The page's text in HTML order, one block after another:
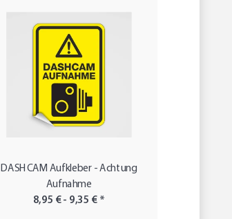
DASHCAM Aufkleber - Achtung
Aufnahme
8,95 € - 9,35 € *